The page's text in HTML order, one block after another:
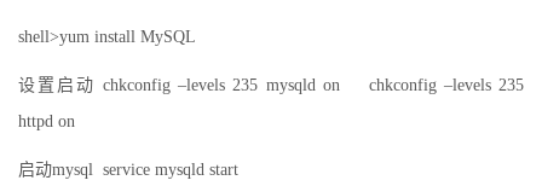
shell>yum install MySQL
设置启动 chkconfig –levels 235 mysqld on chkconfig –levels 235
httpd on
启动mysql service mysqld start